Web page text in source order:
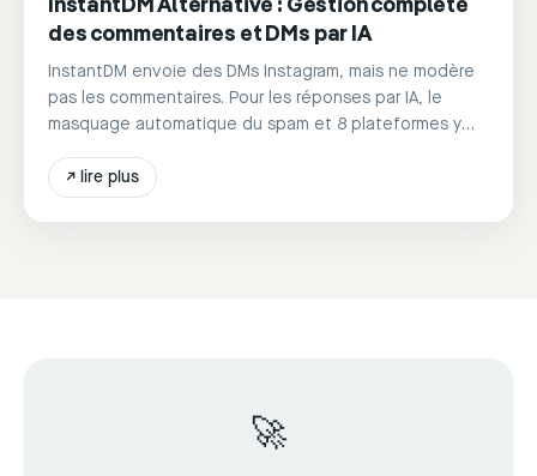
InstantDM Alternative : Gestion complète
des commentaires et DMs par IA
InstantDM envoie des DMs Instagram, mais ne modère
pas les commentaires. Pour les réponses par IA, le
masquage automatique du spam et 8 plateformes y
↗ lire plus
🚀